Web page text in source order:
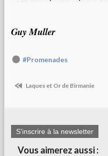
Guy Muller
#Promenades
Laques et Or de Birmanie
S'inscrire à la newsletter
Vous aimerez aussi :